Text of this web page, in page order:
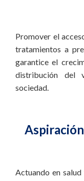
Promover el
tratamientos a
garantice el
distribución del
sociedad.
Actuando en